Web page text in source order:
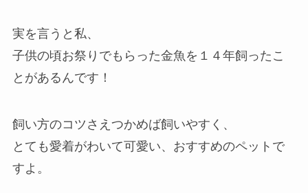
実を言うと私、
子供の頃お祭りでもらった金魚を１４年飼ったこ
とがあるんです！
飼い方のコツさえつかめば飼いやすく、
とても愛着がわいて可愛い、おすすめのペットで
すよ。